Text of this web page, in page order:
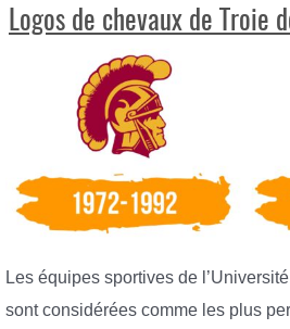
Logos de chevaux de Troie
Les équipes sportives de
sont considérées comme les plus